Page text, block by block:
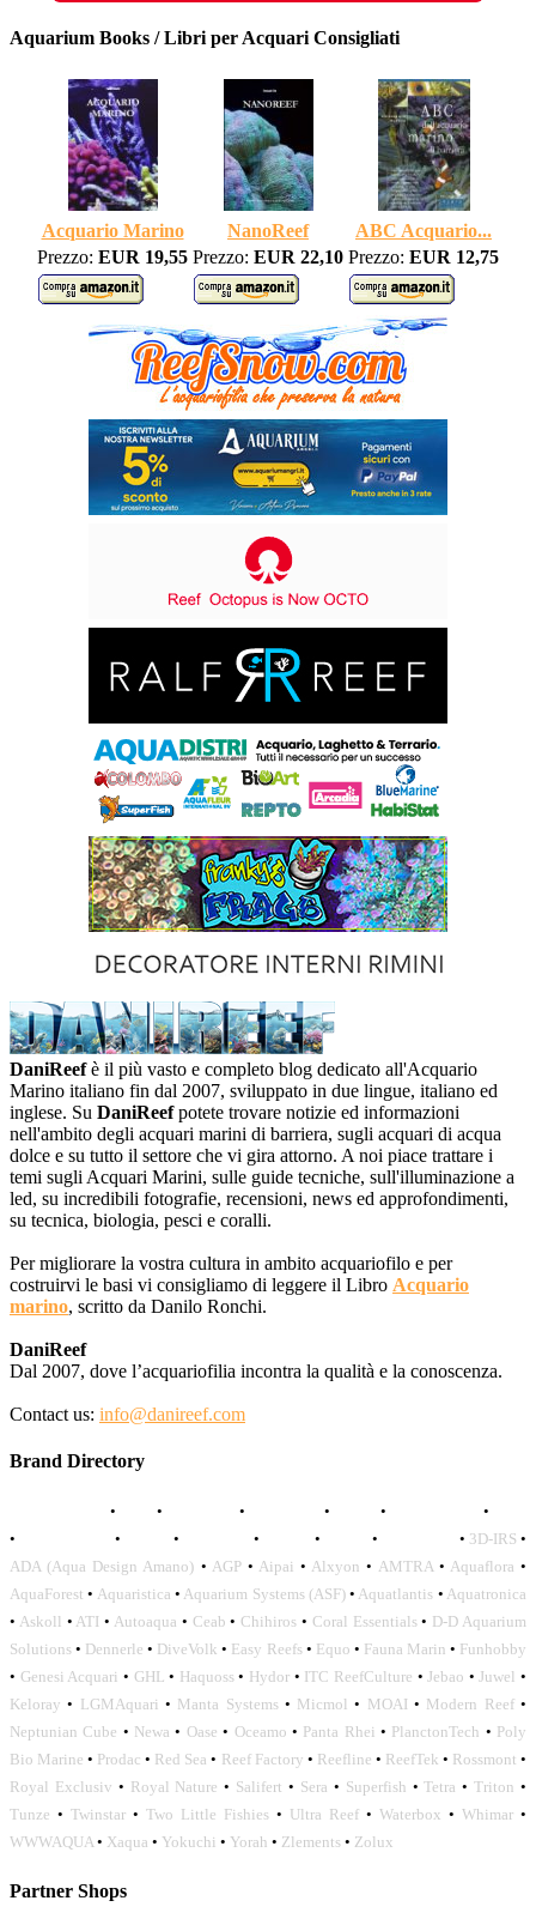
Aquarium Books / Libri per Acquari Consigliati
Acquario Marino NanoReef
ABC Acquario...
Prezzo: EUR 19,55 Prezzo: EUR 22,10 Prezzo: EUR 12,75
DaniReefè il più vasto e completo blog dedicato all'Acquario
Marino italiano fin dal 2007, sviluppato in due lingue, italiano ed
inglese. Su DaniReefpotete trovare notizie ed informazioni
nell'ambito degli acquari marini di barriera, sugli acquari di acqua
dolce e su tutto il settore che vi gira attorno. A noi piace trattare i
temi sugli Acquari Marini, sulle guide tecniche, sull'illuminazione a
led, su incredibili fotografie, recensioni, news ed approfondimenti,
su tecnica, biologia, pesci e coralli.
Per migliorare la vostra cultura in ambito acquariofilo e per
costruirvi le basi vi consigliamo di leggere il Libro Acquario
marino, scritto da Danilo Ronchi.
DaniReef
Dal 2007, dove l’acquariofilia incontra la qualità e la conoscenza.
Contact us: info@danireef.com
Brand Directory
• • • • • •
•
• • • • • • 3D-IRS •
ADA (Aqua Design Amano) • AGP• Aipai • Alxyon • AMTRA• Aquaflora •
AquaForest • Aquaristica • Aquarium Systems (ASF)• Aquatlantis • Aquatronica
• Askoll • ATI • Autoaqua • Ceab • Chihiros • Coral Essentials• D-D Aquarium
Solutions • Dennerle • DiveVolk • Easy Reefs• Equo • Fauna Marin • Funhobby
• Genesi Acquari • GHL • Haquoss• Hydor • ITC ReefCulture •Jebao •Juwel •
Keloray • LGMAquari • Manta Systems• Micmol • MOAI • Modern Reef•
Neptunian Cube • Newa • Oase • Oceamo • Panta Rhei • PlanctonTech • Poly
Bio Marine • Prodac • Red Sea • Reef Factory • Reefline • ReefTek • Rossmont •
Royal Exclusiv • Royal Nature • Salifert • Sera • Superfish •Tetra •Triton •
Tunze • Twinstar • Two Little Fishies • Ultra Reef • Waterbox • Whimar •
WWWAQUA• Xaqua • Yokuchi • Yorah • Zlements • Zolux
Partner Shops